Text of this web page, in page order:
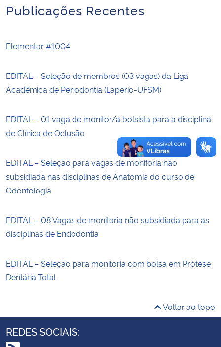
Ministério da Mulher, da Família e dos Direitos Humanos
Gabinete de Segurança Institucional
Advocacia-Geral da União
Publicações Recentes
Elementor #1004
EDITAL – Seleção de membros (03 vagas) da Liga
Acadêmica de Periodontia (Laperio-UFSM)
EDITAL – 01 vaga de monitor/a bolsista para a disciplina
de Clínica de Oclusão
EDITAL – Seleção para vagas de monitoria não
subsidiada nas disciplinas de Anatomia do curso de
Odontologia
EDITAL – 08 Vagas de monitoria não subsidiada para as
disciplinas de Endodontia
EDITAL – Seleção para monitoria com bolsa em Prótese
Dentária Total
Voltar ao topo
REDES SOCIAIS: